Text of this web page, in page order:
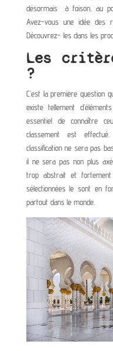
désormais à foison, au
Avez-vous une idée des
Découvrez- les dans les
Les
?
C’est la première question
existe tellement
essentiel de connaître
classement est
classification ne sera pas
il ne sera pas non plus
trop abstrait et fortement
sélectionnées le sont en
partout dans le monde.